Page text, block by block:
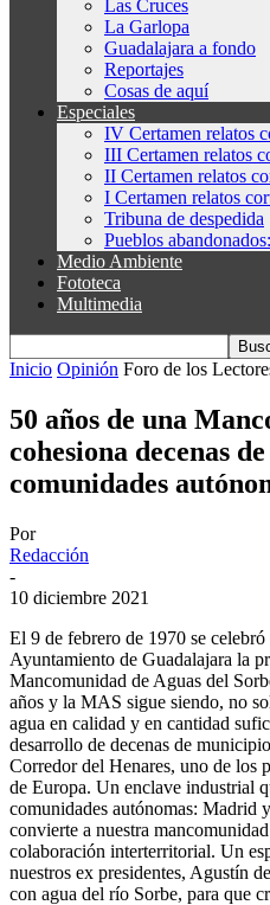
Las Cruces
La Garlopa
Guadalajara a fondo
Reportajes
Cosas de aquí
Especiales
IV Certamen relatos
III Certamen relatos
II Certamen relatos
I Certamen relatos
Tribuna de despedida
Pueblos
Medio Ambiente
Fototeca
Multimedia
Inicio Opinión Foro de los
50 años de una
cohesiona decenas
comunidades
Por
Redacción
-
10 diciembre 2021
El 9 de febrero de 1970 se
Ayuntamiento de Guadalajara la
Mancomunidad de Aguas del
años y la MAS sigue siendo, no
agua en calidad y en cantidad
desarrollo de decenas de
Corredor del Henares, uno de los
de Europa. Un enclave industrial
comunidades autónomas: Madrid
convierte a nuestra
colaboración interterritorial. Un
nuestros ex presidentes, Agustín
con agua del río Sorbe, para que